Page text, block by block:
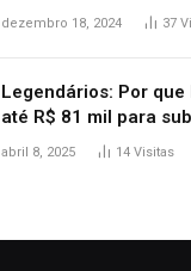
diz ‘foi mal’
dezembro 18, 2024 37
Legendários: Por
até R$ 81 mil para
melhorar casamento?
abril 8, 2025 14 Visitas